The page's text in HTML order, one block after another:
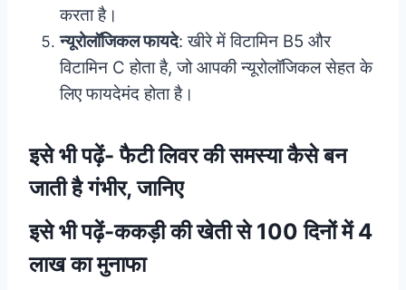
करता है।
न्यूरोलॉजिकल फायदे: खीरे में विटामिन B5 और
विटामिन C होता है, जो आपकी न्यूरोलॉजिकल सेहत के
लिए फायदेमंद होता है।
इसे भी पढ़ें-फैटी लिवर की समस्या कैसे बन
जाती है गंभीर, जानिए
इसे भी पढ़ें-ककड़ी की खेती से 100 दिनों में 4
लाख का मुनाफा